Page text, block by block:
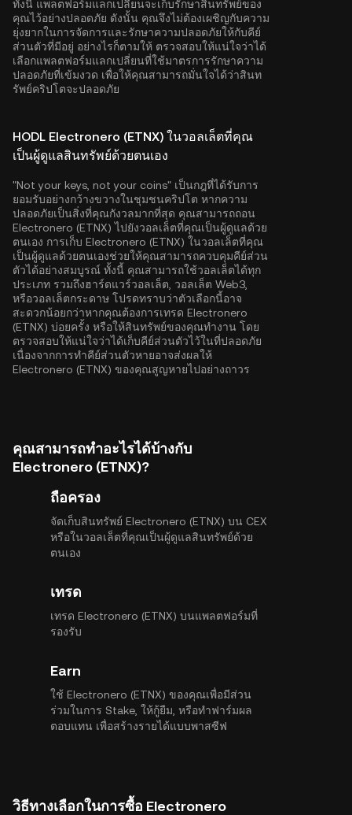
ทั้งนี้ แพลตฟอร์มแลกเปลี่ยนจะเก็บรักษาสินทรัพย์ของ
คุณไว้อย่างปลอดภัย ดังนั้น คุณจึงไม่ต้องเผชิญกับความ
ยุ่งยากในการจัดการและรักษาความปลอดภัยให้กับคีย์
ส่วนตัวที่มีอยู่ อย่างไรก็ตามให้ ตรวจสอบให้แน่ใจว่าได้
เลือกแพลตฟอร์มแลกเปลี่ยนที่ใช้มาตรการรักษาความ
ปลอดภัยที่เข้มงวด เพื่อให้คุณสามารถมั่นใจได้ว่าสินท
รัพย์คริปโตจะปลอดภัย
HODL Electronero (ETNX) ในวอลเล็ตที่คุณ
เป็นผู้ดูแลสินทรัพย์ด้วยตนเอง
"Not your keys, not your coins" เป็นกฎที่ได้รับการ
ยอมรับอย่างกว้างขวางในชุมชนคริปโต หากความ
ปลอดภัยเป็นสิ่งที่คุณกังวลมากที่สุด คุณสามารถถอน
Electronero (ETNX) ไปยังวอลเล็ตที่คุณเป็นผู้ดูแลด้วย
ตนเอง การเก็บ Electronero (ETNX) ในวอลเล็ตที่คุณ
เป็นผู้ดูแลด้วยตนเองช่วยให้คุณสามารถควบคุมคีย์ส่วน
ตัวได้อย่างสมบูรณ์ ทั้งนี้ คุณสามารถใช้วอลเล็ตได้ทุก
ประเภท รวมถึงฮาร์ดแวร์วอลเล็ต, วอลเล็ต Web3,
หรือวอลเล็ตกระดาษ โปรดทราบว่าตัวเลือกนี้อาจ
สะดวกน้อยกว่าหากคุณต้องการเทรด Electronero
(ETNX) บ่อยครั้ง หรือให้สินทรัพย์ของคุณทำงาน โดย
ตรวจสอบให้แน่ใจว่าได้เก็บคีย์ส่วนตัวไว้ในที่ปลอดภัย
เนื่องจากการทำคีย์ส่วนตัวหายอาจส่งผลให้
Electronero (ETNX) ของคุณสูญหายไปอย่างถาวร
คุณสามารถทำอะไรได้บ้างกับ
Electronero (ETNX)?
ถือครอง
จัดเก็บสินทรัพย์ Electronero (ETNX) บน CEX
หรือในวอลเล็ตที่คุณเป็นผู้ดูแลสินทรัพย์ด้วย
ตนเอง
เทรด
เทรด Electronero (ETNX) บนแพลตฟอร์มที่
รองรับ
Earn
ใช้ Electronero (ETNX) ของคุณเพื่อมีส่วน
ร่วมในการ Stake, ให้กู้ยืม, หรือทำฟาร์มผล
ตอบแทน เพื่อสร้างรายได้แบบพาสซีฟ
วิธีทางเลือกในการซื้อ Electronero